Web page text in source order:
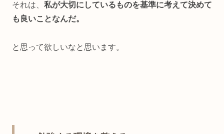
それは、 私が大切にしているものを基準に考えて決めて
も良いことなんだ。
と思って欲しいなと思います。